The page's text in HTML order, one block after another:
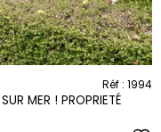
MER ! PROPRIETÉ
Réf : 1994